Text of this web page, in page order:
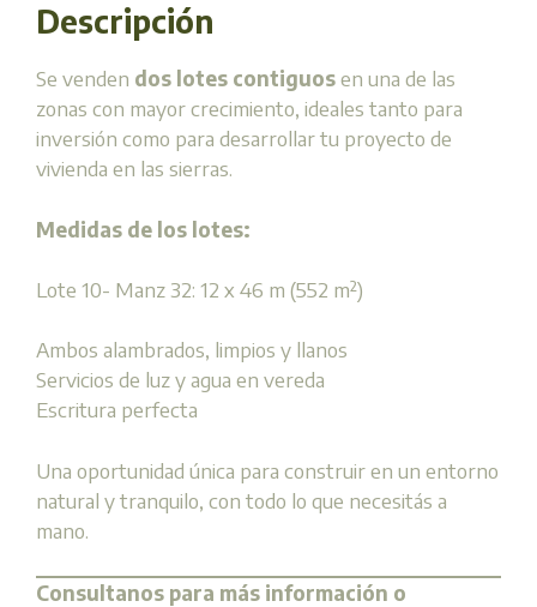
Descripción
Se venden dos lotes contiguosen una de las
zonas con mayor crecimiento, ideales tanto para
inversión como para desarrollar tu proyecto de
vivienda en las sierras.
Medidas de los lotes:
Lote 10- Manz 32: 12 x 46 m (552 m²)
Ambos alambrados, limpios y llanos
Servicios de luz y agua en vereda
Escritura perfecta
Una oportunidad única para construir en un entorno
natural y tranquilo, con todo lo que necesitás a
mano.
Consultanos para más información o